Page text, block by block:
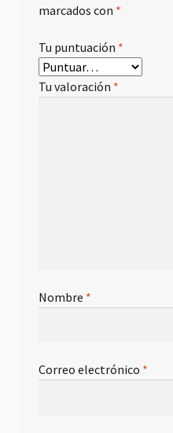
marcados con *
Tu puntuación *
Tu valoración *
Nombre *
Correo electrónico *